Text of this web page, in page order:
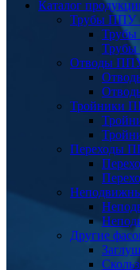
Каталог
Трубы ППУ
Отводы
Тройники
Переходы
Другие